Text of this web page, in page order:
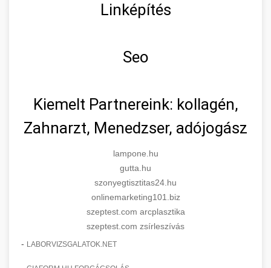
Linképítés
Seo
Kiemelt Partnereink: kollagén,
Zahnarzt, Menedzser, adójogász
lampone.hu
gutta.hu
szonyegtisztitas24.hu
onlinemarketing101.biz
szeptest.com arcplasztika
szeptest.com zsírleszívás
- LABORVIZSGALATOK.NET